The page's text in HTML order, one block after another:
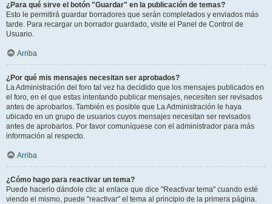
¿Para qué sirve el botón "Guardar" en la publicación de temas?
Esto le permitirá guardar borradores que serán completados y enviados más
tarde. Para recargar un borrador guardado, visite el Panel de Control de
Usuario.
Arriba
¿Por qué mis mensajes necesitan ser aprobados?
La Administración del foro tal vez ha decidido que los mensajes publicados en
el foro, en el que estas intentando publicar mensajes, necesiten ser revisados
antes de aprobarlos. También es posible que La Administración le haya
ubicado en un grupo de usuarios cuyos mensajes necesitan ser revisados
antes de aprobarlos. Por favor comuníquese con el administrador para más
información al respecto.
Arriba
¿Cómo hago para reactivar un tema?
Puede hacerlo dándole clic al enlace que dice "Reactivar tema" cuando esté
viendo el mismo, puede "reactivar" el tema al principio de la primera página.